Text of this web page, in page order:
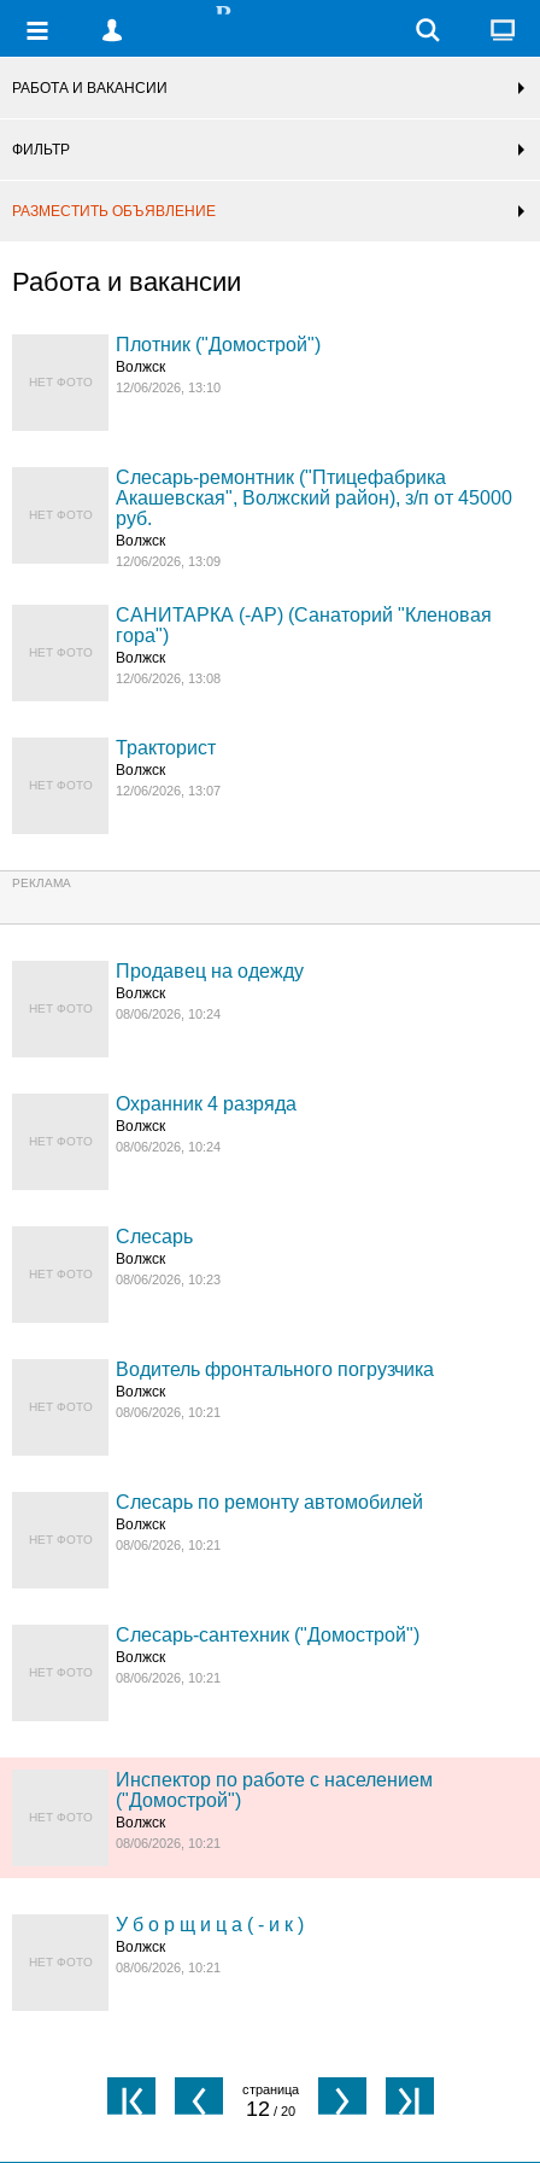
РАБОТА И ВАКАНСИИ
ФИЛЬТР
РАЗМЕСТИТЬ ОБЪЯВЛЕНИЕ
Работа и вакансии
НЕТ ФОТО
Плотник ("Домострой")
Волжск
12/06/2026, 13:10
НЕТ ФОТО
Слесарь-ремонтник ("Птицефабрика
Акашевская", Волжский район), з/п от 45000
руб.
Волжск
12/06/2026, 13:09
НЕТ ФОТО
САНИТАРКА (-АР) (Санаторий "Кленовая
гора")
Волжск
12/06/2026, 13:08
НЕТ ФОТО
Тракторист
Волжск
12/06/2026, 13:07
НЕТ ФОТО
Продавец на одежду
Волжск
08/06/2026, 10:24
НЕТ ФОТО
Охранник 4 разряда
Волжск
08/06/2026, 10:24
НЕТ ФОТО
Слесарь
Волжск
08/06/2026, 10:23
НЕТ ФОТО
Водитель фронтального погрузчика
Волжск
08/06/2026, 10:21
НЕТ ФОТО
Слесарь по ремонту автомобилей
Волжск
08/06/2026, 10:21
НЕТ ФОТО
Слесарь-сантехник ("Домострой")
Волжск
08/06/2026, 10:21
НЕТ ФОТО
Инспектор по работе с населением
("Домострой")
Волжск
08/06/2026, 10:21
НЕТ ФОТО
У б о р щ и ц а ( - и к )
Волжск
08/06/2026, 10:21
12 / 20